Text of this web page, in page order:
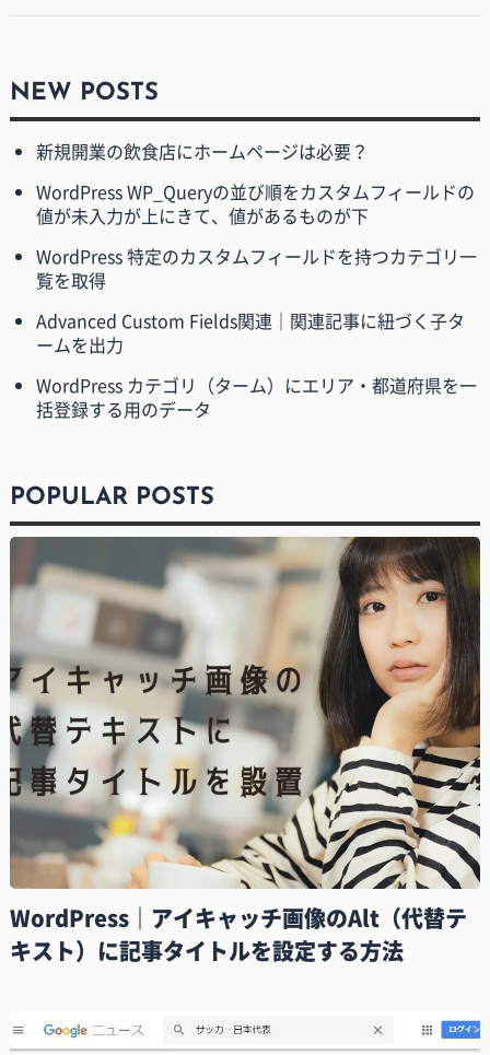
NEW POSTS
新規開業の飲食店にホームページは必要？
WordPress WP_Queryの並び順をカスタムフィールドの
値が未入力が上にきて、値があるものが下
WordPress 特定のカスタムフィールドを持つカテゴリ一
覧を取得
Advanced Custom Fields関連｜関連記事に紐づく子タ
ームを出力
WordPress カテゴリ（ターム）にエリア・都道府県を一
括登録する用のデータ
POPULAR POSTS
WordPress｜アイキャッチ画像のAlt（代替テ
キスト）に記事タイトルを設定する方法